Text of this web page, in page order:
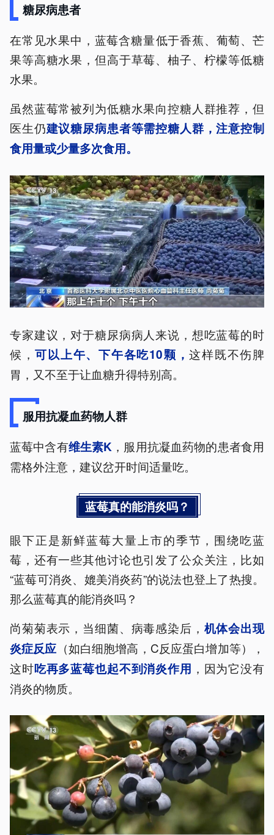
糖尿病患者
在常见水果中，蓝莓含糖量‌低于香蕉、葡萄、芒
果等高糖水果，但高于草莓、柚子、柠檬等低糖
水果。
虽然蓝莓常被列为低糖水果向控糖人群推荐，但
医生仍建议糖尿病患者等需控糖人群，注意控制
食用量或少量多次食用。
专家建议，对于糖尿病病人来说，想吃蓝莓的时
候，可以上午、下午各吃10颗，这样既不伤脾
胃，又不至于让血糖升得特别高。
服用抗凝血药物人群
蓝莓中含有维生素K ，服用抗凝血药物的患者食用
需格外注意，建议岔开时间适量吃。
蓝莓真的能消炎吗？
眼下正是新鲜蓝莓大量上市的季节，围绕吃蓝
莓，还有一些其他讨论也引发了公众关注，比如
“蓝莓可消炎、媲美消炎药”的说法也登上了热搜。
那么蓝莓真的能消炎吗？
尚菊菊表示，当细菌、病毒感染后， 机体会出现
炎症反应 （如白细胞增高，C反应蛋白增加等），
这时吃再多蓝莓也起不到消炎作用 ，因为它没有
消炎的物质。